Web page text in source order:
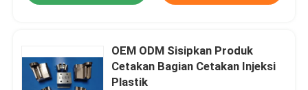
Produk
OEM ODM Sisipkan Produk
Cetakan Bagian Cetakan Injeksi
Plastik